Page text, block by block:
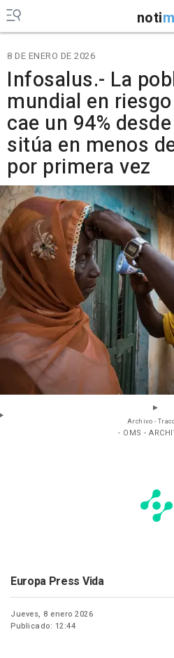
noti
8 DE ENERO DE 2026
Infosalus.- La
mundial en
cae un 94%
sitúa en menos
por primera vez
Archivo -
- OMS -
Europa Press Vida
Jueves, 8 enero 2026
Publicado: 12:44